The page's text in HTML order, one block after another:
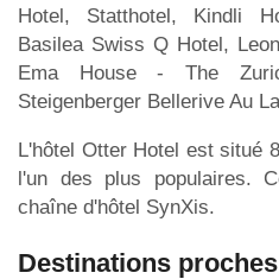
Hotel, Statthotel, Kindli
Basilea Swiss Q Hotel,
Ema House - The
Steigenberger Bellerive Au
L'hôtel Otter Hotel est situé
l'un des plus populaires.
chaîne d'hôtel SynXis.
Destinations proches